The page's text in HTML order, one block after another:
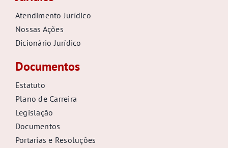
Atendimento Jurídico
Nossas Ações
Dicionário Jurídico
Documentos
Estatuto
Plano de Carreira
Legislação
Documentos
Portarias e Resoluções